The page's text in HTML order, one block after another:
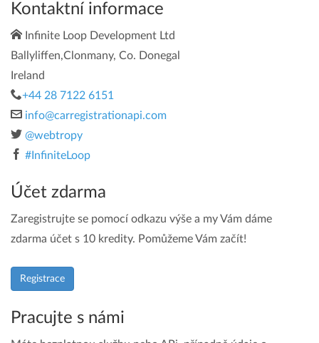
Kontaktní informace
Infinite Loop Development Ltd
Ballyliffen,Clonmany, Co. Donegal
Ireland
+44 28 7122 6151
info@carregistrationapi.com
@webtropy
#InfiniteLoop
Účet zdarma
Zaregistrujte se pomocí odkazu výše a my Vám dáme
zdarma účet s 10 kredity. Pomůžeme Vám začít!
Registrace
Pracujte s námi